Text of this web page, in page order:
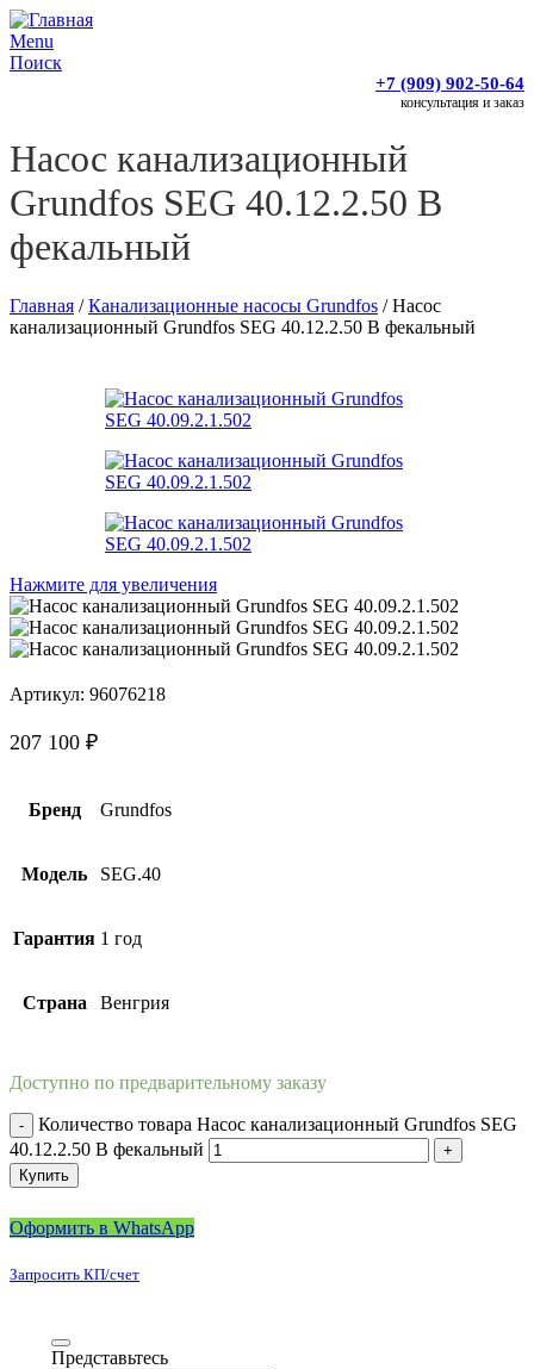
Menu
Поиск
+7 (909) 902-50-64
консультация и заказ
Насос канализационный
Grundfos SEG 40.12.2.50 B
фекальный
Главная /Канализационные насосы Grundfos /Насос
канализационный Grundfos SEG 40.12.2.50 B фекальный
Нажмите для увеличения
Артикул: 96076218
207 100 ₽
Бренд Grundfos
Модель SEG.40
Гарантия 1 год
Страна Венгрия
Доступно по предварительному заказу
Количество товара Насос канализационный Grundfos SEG
40.12.2.50 B фекальный
Купить
Оформить в WhatsApp
Запросить КП/счет
Представьтесь